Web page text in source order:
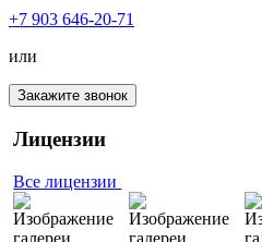
+7 903 646-20-71
или
Закажите звонок
Лицензии
Все лицензии